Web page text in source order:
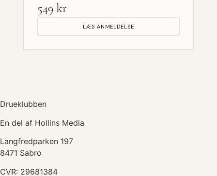
549 kr
LÆS ANMELDELSE
Drueklubben
En del af Hollins Media
Langfredparken 197
8471 Sabro
CVR: 29681384